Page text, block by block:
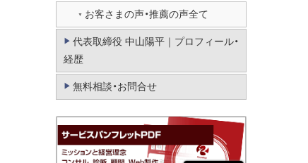
お客さまの声・推薦の声全て
代表取締役 中山陽平｜プロフィール・
経歴
無料相談・お問合せ